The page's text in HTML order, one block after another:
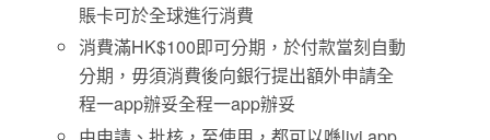
賬卡可於全球進行消費
消費滿HK$100即可分期，於付款當刻自動
分期，毋須消費後向銀行提出額外申請全
程一app辦妥全程一app辦妥